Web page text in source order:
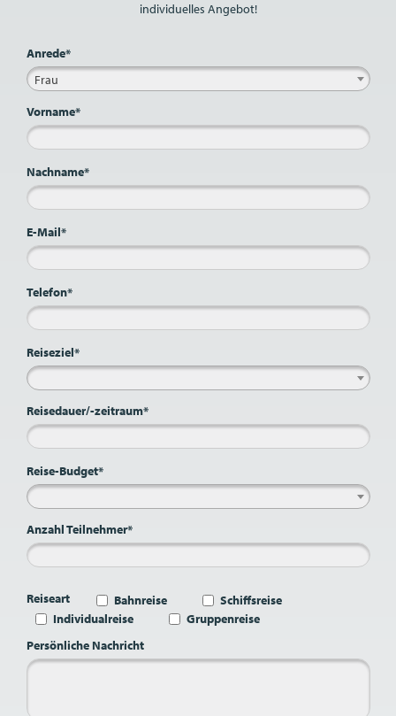
individuelles Angebot!
Anrede*
Frau
Vorname*
Nachname*
E-Mail*
Telefon*
Reiseziel*
Reisedauer/-zeitraum*
Reise-Budget*
Anzahl Teilnehmer*
Reiseart Bahnreise
Schiffsreise
Individualreise
Gruppenreise
Persönliche Nachricht